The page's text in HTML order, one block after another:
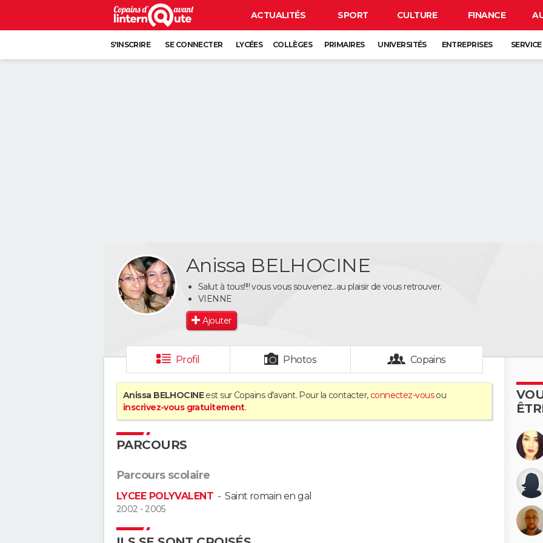
ACTUALITÉS SPORT CULTURE FINANCE
S'INSCRIRE SE CONNECTER LYCÉES COLLÈGES PRIMAIRES UNIVERSITÉS ENTREPRISES
Anissa BELHOCINE
Salut à tous!!!! vous vous souvenez...au plaisir de vous retrouver.
VIENNE
Ajouter
Profil Photos Copains
Anissa BELHOCINEest sur Copains d'avant. Pour la contacter, connectez-vousou
inscrivez-vous gratuitement.
PARCOURS
Parcours scolaire
LYCEE POLYVALENT -Saint romain en gal
2002 - 2005